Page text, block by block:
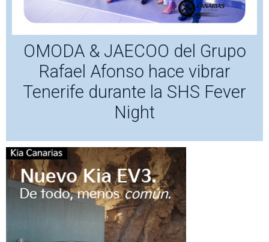
OMODA & JAECOO del Grupo
Rafael Afonso hace vibrar
Tenerife durante la SHS Fever
Night